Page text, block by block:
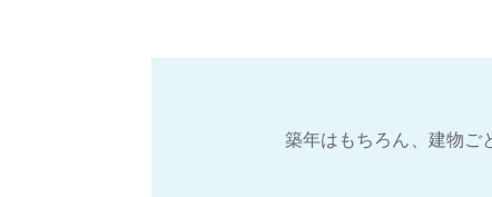
築年はもちろん、建物ご